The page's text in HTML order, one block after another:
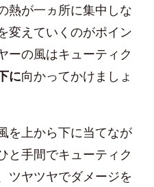
熱が一ヵ所に集中しな
変えていくのがポイン
ーの風はキューティク
に向かってかけましょ
を上から下に当てなが
と手間でキューティク
ツヤツヤでダメージを